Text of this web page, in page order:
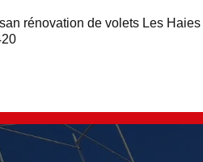
rénovation de volets Les Haies